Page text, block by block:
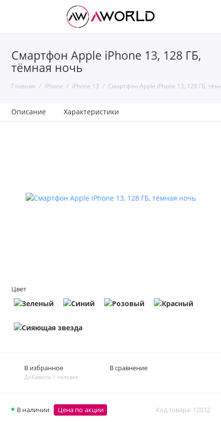
Смартфон Apple iPhone 13, 128 ГБ,
тёмная ночь
Главная iPhone iPhone 13 Смартфон Apple iPhone 13, 128 ГБ,
Описание Характеристики
Цвет
В наличии Код товара: 12032
Цена по акции
В избранное
Добавили 1 человек
В сравнение